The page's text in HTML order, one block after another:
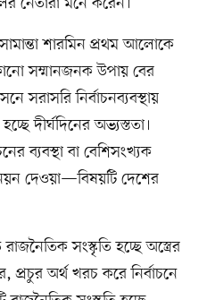
শারমিন প্রথম আলোকে
সম্মানজনক উপায় বের
সরাসরি নির্বাচনব্যবস্থায়
দীর্ঘদিনের অভ্যস্ততা।
ব্যবস্থা বা বেশিসংখ্যক
দেওয়া—বিষয়টি দেশের
সংস্কৃতি হচ্ছে অস্ত্রের
প্রচুর অর্থ খরচ করে নির্বাচনে